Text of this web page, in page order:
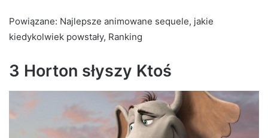
Powiązane: Najlepsze animowane sequele, jakie
kiedykolwiek powstały, Ranking
3 Horton słyszy Ktoś